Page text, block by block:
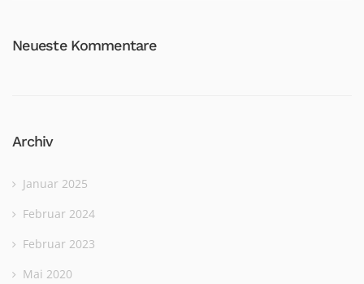
Neueste Kommentare
Archiv
Januar 2025
Februar 2024
Februar 2023
Mai 2020